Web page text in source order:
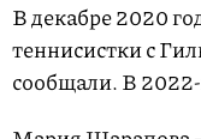
В декабре 2020
теннисистки с
сообщали. В